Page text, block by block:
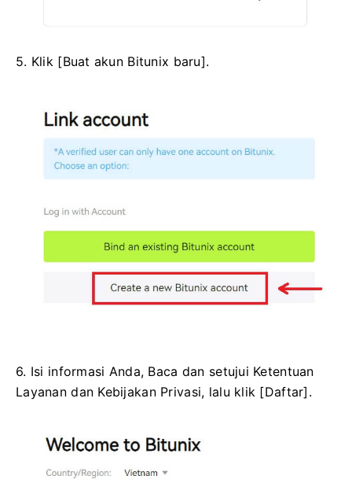
5. Klik [Buat akun Bitunix baru].
6. Isi informasi Anda, Baca dan setujui Ketentuan
Layanan dan Kebijakan Privasi, lalu klik [Daftar].